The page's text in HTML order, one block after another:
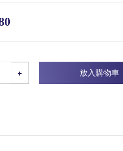
放入購物車